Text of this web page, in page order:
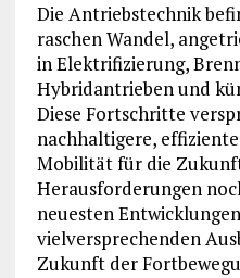
Die Antriebstechnik
raschen Wandel,
in Elektrifizierung,
Hybridantrieben und
Diese Fortschritte
nachhaltigere,
Mobilität für die
Herausforderungen
neuesten
vielversprechenden
Zukunft der